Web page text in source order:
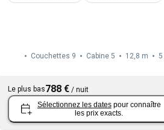
Couchettes 9 Cabine 5 12,8 m 5
Le plus bas788 € / nuit
Sélectionnez les dates pour connaître
les prix exacts.